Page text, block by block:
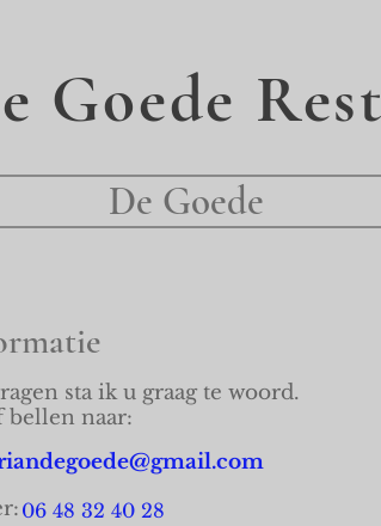
Goede
De Goede
sta ik u graag te woord.
naar:
06 48 32 40 28